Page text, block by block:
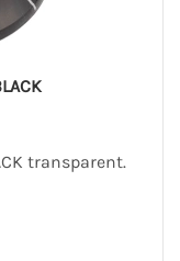
transparent.